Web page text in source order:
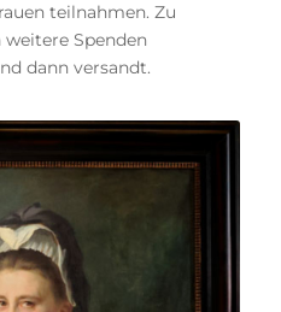
teilnahmen. Zu
weitere Spenden
dann versandt.